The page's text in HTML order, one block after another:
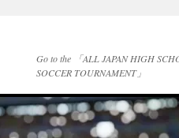
Go to the 「ALL JAPAN HIGH
SOCCER TOURNAMENT」